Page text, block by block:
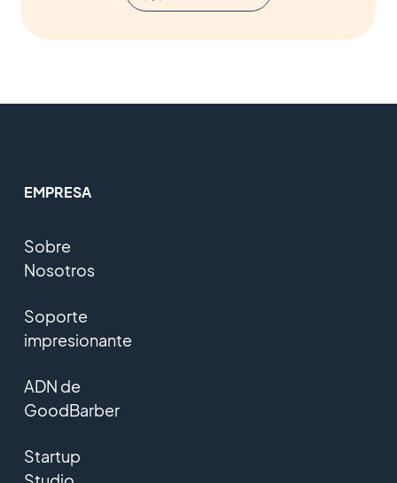
EMPRESA
Sobre
Nosotros
Soporte
impresionante
ADN de
GoodBarber
Startup